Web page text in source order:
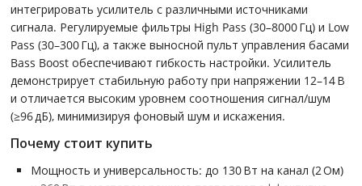
интегрировать усилитель с различными источниками
сигнала. Регулируемые фильтры High Pass (30–8000 Гц) и Low
Pass (30–300 Гц), а также выносной пульт управления басами
Bass Boost обеспечивают гибкость настройки. Усилитель
демонстрирует стабильную работу при напряжении 12–14 В
и отличается высоким уровнем соотношения сигнал/шум
(≥96 дБ), минимизируя фоновый шум и искажения.
Почему стоит купить
Мощность и универсальность: до 130 Вт на канал (2 Ом)